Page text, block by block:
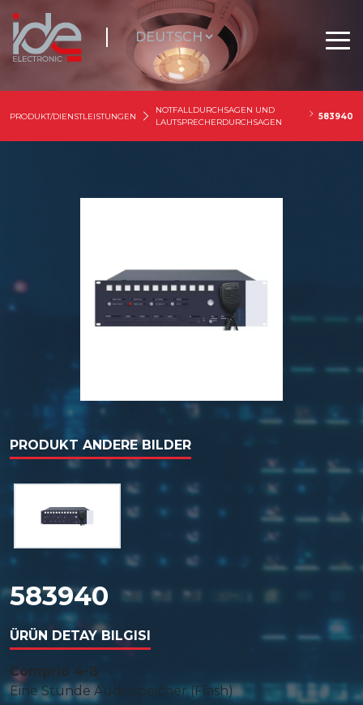
PRODUKT/DIENSTLEISTUNGEN
NOTFALLDURCHSAGEN UND
LAUTSPRECHERDURCHSAGEN
583940
PRODUKT ANDERE BILDER
583940
ÜRÜN DETAY BILGISI
Comprio 4-8
Eine Stunde Audiospeicher (Flash)